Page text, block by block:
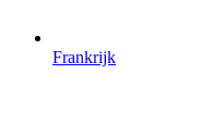
Frankrijk